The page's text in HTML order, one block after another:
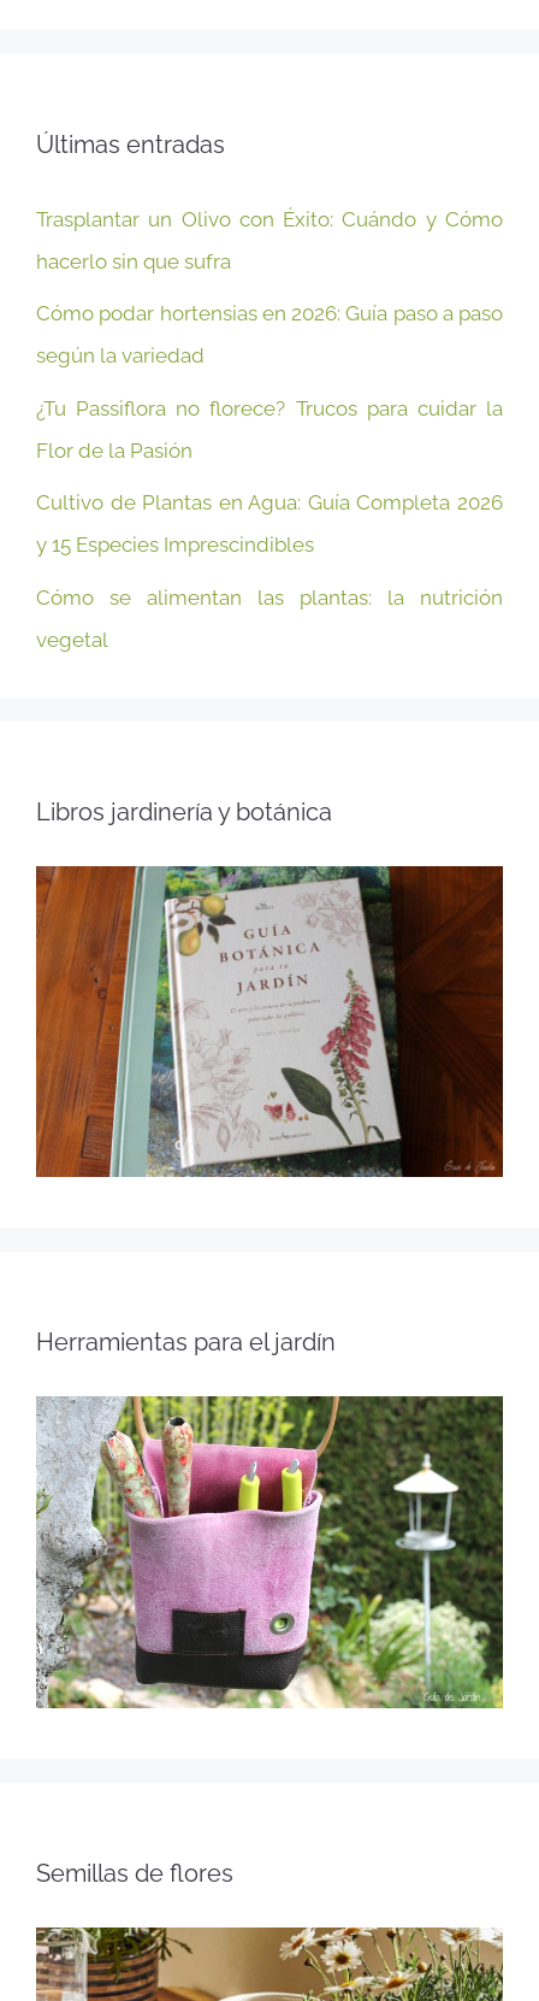
Últimas entradas
Trasplantar un Olivo con Éxito: Cuándo y Cómo
hacerlo sin que sufra
Cómo podar hortensias en 2026: Guía paso a paso
según la variedad
¿Tu Passiflora no florece? Trucos para cuidar la
Flor de la Pasión
Cultivo de Plantas en Agua: Guía Completa 2026
y 15 Especies Imprescindibles
Cómo se alimentan las plantas: la nutrición
vegetal
Libros jardinería y botánica
Herramientas para el jardín
Semillas de flores